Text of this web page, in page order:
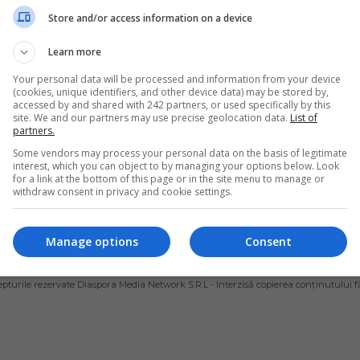
prinde pești de
de kg: „Sunt
iar în timpul
la pescuit”
un român în vârstă
originar din Sibiu și stabilit
se distinge prin…
Stoica - vineri, 16 februarie 2024
după ce a încălcat
merge la pescuit
Un cetățean român din Spania a
forțele de ordine încălcând
de…
Scris de Mihai Diaconu
CONDIȚII DE UTILIZARE POLITICA DE CONFIDENȚIALITATE POLITICA
rezervate Diaspora Media Network S.R.L - Interzisă copierea conținutului
Store and/or access information on a device
Learn more
Your personal data will be processed and information from your device
(cookies, unique identifiers, and other device data) may be stored by,
accessed by and shared with 242 partners, or used specifically by this
site. We and our partners may use precise geolocation data. List of
partners.
Some vendors may process your personal data on the basis of legitimate
interest, which you can object to by managing your options below. Look
for a link at the bottom of this page or in the site menu to manage or
withdraw consent in privacy and cookie settings.
Consent
Manage options